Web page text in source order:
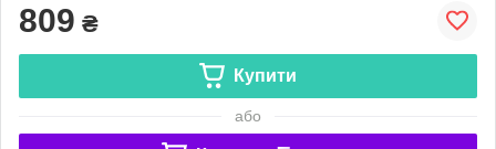
809 ₴
Купити
або